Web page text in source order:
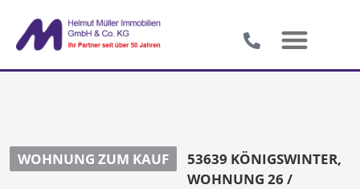
WOHNUNG ZUM KAUF
53639 KÖNIGSWINTER,
WOHNUNG 26 /